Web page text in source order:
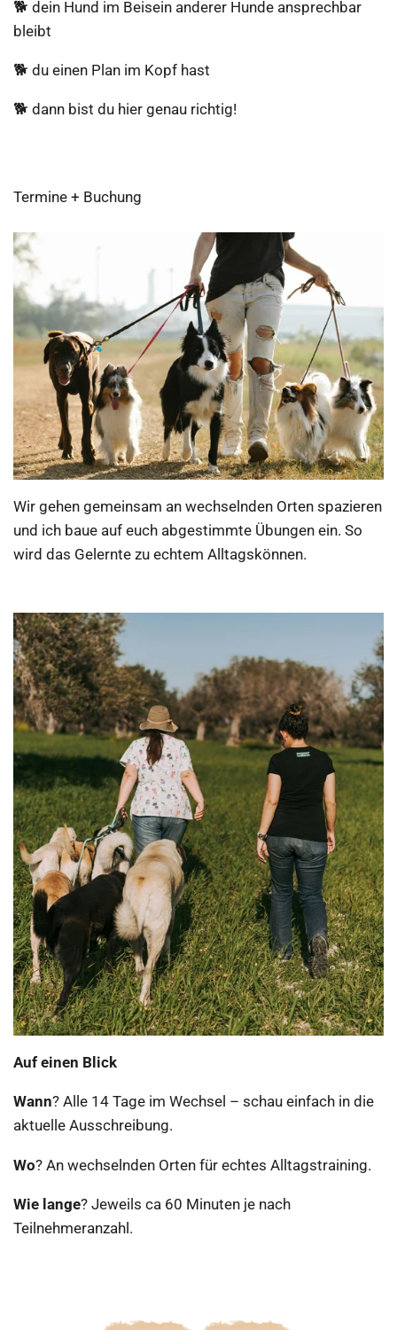
🐕 dein Hund im Beisein anderer Hunde ansprechbar
bleibt
🐕 du einen Plan im Kopf hast
🐕 dann bist du hier genau richtig!
Termine + Buchung
​Wir gehen gemeinsam an wechselnden Orten spazieren
und ich baue auf euch abgestimmte Übungen ein. So
wird das Gelernte zu echtem Alltagskönnen.
​Auf einen Blick
Wann? Alle 14 Tage im Wechsel – schau einfach in die
aktuelle Ausschreibung.
Wo? An wechselnden Orten für echtes Alltagstraining.
​Wie lange? Jeweils ca 60 Minuten je nach
Teilnehmeranzahl.